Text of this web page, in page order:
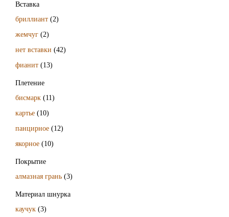
Вставка
бриллиант (2)
жемчуг (2)
нет вставки (42)
фианит (13)
Плетение
бисмарк (11)
картье (10)
панцирное (12)
якорное (10)
Покрытие
алмазная грань (3)
Материал шнурка
каучук (3)